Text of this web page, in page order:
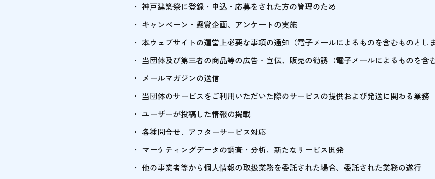
神戸建築祭に登録・申込・応募をされた方の管理のため
キャンペーン・懸賞企画、アンケートの実施
本ウェブサイトの運営上必要な事項の通知（電子メールによるものを含むものとしま
当団体及び第三者の商品等の広告・宣伝、販売の勧誘（電子メールによるものを含
メールマガジンの送信
当団体のサービスをご利用いただいた際のサービスの提供および発送に関わる業務
ユーザーが投稿した情報の掲載
各種問合せ、アフターサービス対応
マーケティングデータの調査・分析、新たなサービス開発
他の事業者等から個人情報の取扱業務を委託された場合、委託された業務の遂行